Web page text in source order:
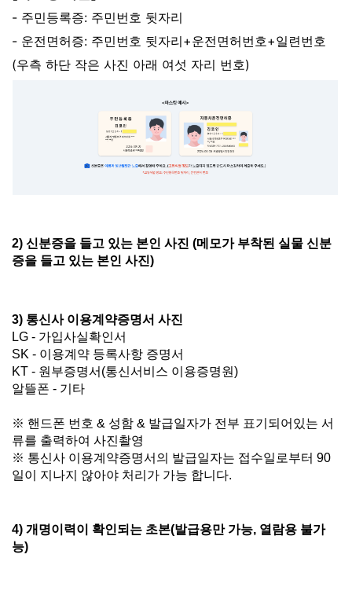
- 주민등록증: 주민번호 뒷자리
- 운전면허증: 주민번호 뒷자리+운전면허번호+일련번호
(우측 하단 작은 사진 아래 여섯 자리 번호)
2) 신분증을 들고 있는 본인 사진 (메모가 부착된 실물 신분
증을 들고 있는 본인 사진)
3) 통신사 이용계약증명서 사진
LG - 가입사실확인서
SK - 이용계약 등록사항 증명서
KT - 원부증명서(통신서비스 이용증명원)
알뜰폰 - 기타
※ 핸드폰 번호 & 성함 & 발급일자가 전부 표기되어있는 서
류를 출력하여 사진촬영
※ 통신사 이용계약증명서의 발급일자는 접수일로부터 90
일이 지나지 않아야 처리가 가능 합니다.
4) 개명이력이 확인되는 초본(발급용만 가능, 열람용 불가
능)